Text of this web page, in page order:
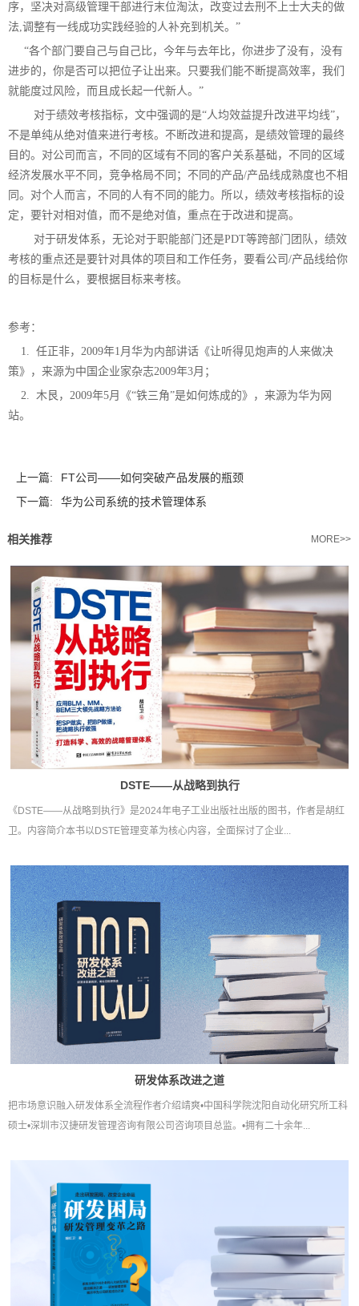
序，坚决对高级管理干部进行末位淘汰，改变过去刑不上士大夫的做
法,调整有一线成功实践经验的人补充到机关。”
“各个部门要自己与自己比，今年与去年比，你进步了没有，没有
进步的，你是否可以把位子让出来。只要我们能不断提高效率，我们
就能度过风险，而且成长起一代新人。”
对于绩效考核指标，文中强调的是“人均效益提升改进平均线”，
不是单纯从绝对值来进行考核。不断改进和提高，是绩效管理的最终
目的。对公司而言，不同的区域有不同的客户关系基础，不同的区域
经济发展水平不同，竞争格局不同；不同的产品/产品线成熟度也不相
同。对个人而言，不同的人有不同的能力。所以，绩效考核指标的设
定，要针对相对值，而不是绝对值，重点在于改进和提高。
对于研发体系，无论对于职能部门还是PDT等跨部门团队，绩效
考核的重点还是要针对具体的项目和工作任务，要看公司/产品线给你
的目标是什么，要根据目标来考核。
参考：
1. 任正非，2009年1月华为内部讲话《让听得见炮声的人来做决
策》，来源为中国企业家杂志2009年3月；
2. 木艮，2009年5月《“铁三角”是如何炼成的》，来源为华为网
站。
上一篇:
FT公司——如何突破产品发展的瓶颈
下一篇:
华为公司系统的技术管理体系
相关推荐 MORE>>
DSTE——从战略到执行
《DSTE——从战略到执行》是2024年电子工业出版社出版的图书，作者是胡红
卫。内容简介本书以DSTE管理变革为核心内容，全面探讨了企业...
研发体系改进之道
把市场意识融入研发体系全流程作者介绍靖爽•中国科学院沈阳自动化研究所工科
硕士•深圳市汉捷研发管理咨询有限公司咨询项目总监。•拥有二十余年...